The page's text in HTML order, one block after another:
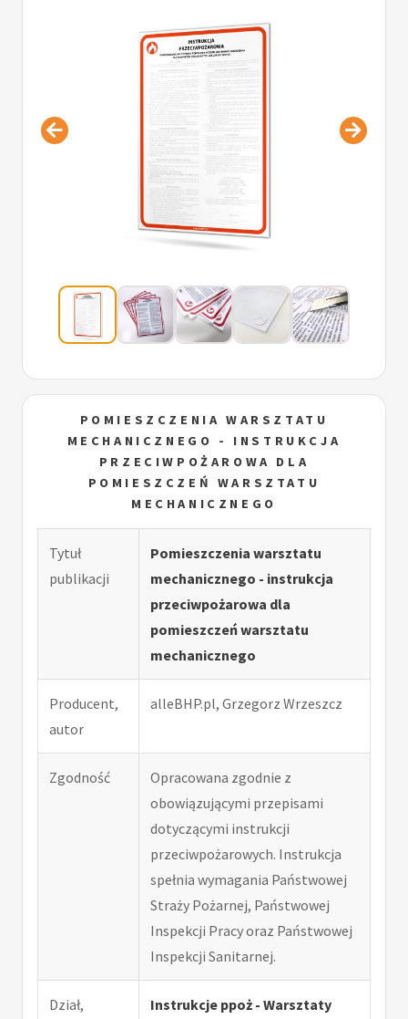
POMIESZCZENIA WARSZTATU
MECHANICZNEGO - INSTRUKCJA
PRZECIWPOŻAROWA DLA
POMIESZCZEŃ WARSZTATU
MECHANICZNEGO
Tytuł
publikacji
Pomieszczenia warsztatu
mechanicznego - instrukcja
przeciwpożarowa dla
pomieszczeń warsztatu
mechanicznego
Producent,
autor
alleBHP.pl, Grzegorz Wrzeszcz
Zgodność
Opracowana zgodnie z
obowiązującymi przepisami
dotyczącymi instrukcji
przeciwpożarowych. Instrukcja
spełnia wymagania Państwowej
Straży Pożarnej, Państwowej
Inspekcji Pracy oraz Państwowej
Inspekcji Sanitarnej.
Dział,
Instrukcje ppoż - Warsztaty